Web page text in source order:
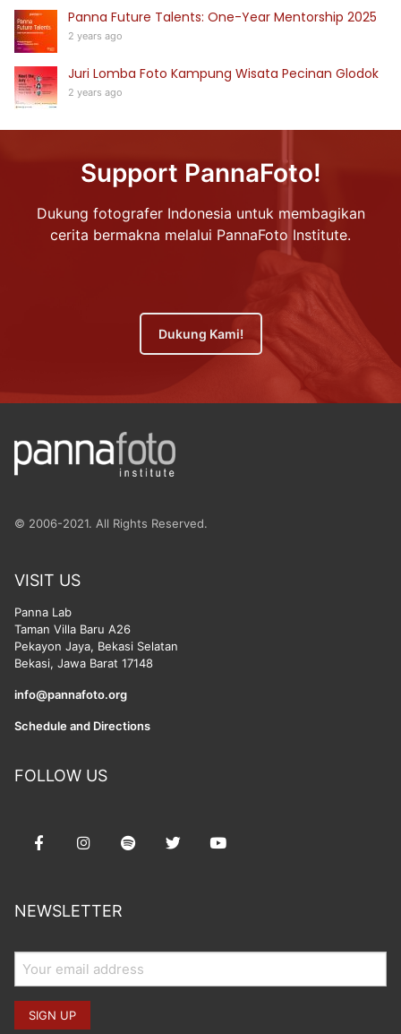
Panna Future Talents: One-Year Mentorship 2025
2 years ago
Juri Lomba Foto Kampung Wisata Pecinan Glodok
2 years ago
Support PannaFoto!
Dukung fotografer Indonesia untuk membagikan
cerita bermakna melalui PannaFoto Institute.
Dukung Kami!
© 2006-2021. All Rights Reserved.
VISIT US
Panna Lab
Taman Villa Baru A26
Pekayon Jaya, Bekasi Selatan
Bekasi, Jawa Barat 17148
info@pannafoto.org
Schedule and Directions
FOLLOW US
NEWSLETTER